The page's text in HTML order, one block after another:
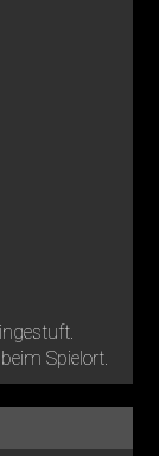
Spielort.